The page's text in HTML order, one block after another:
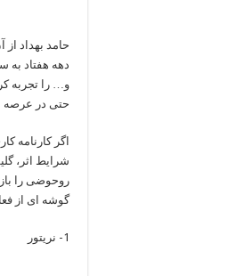
حامد بهداد
و… را تجربه
حتی در عرصه
اگر کارنامه
شرایط اثر،
روحوضی را
گوشه ای از
1- نریتور